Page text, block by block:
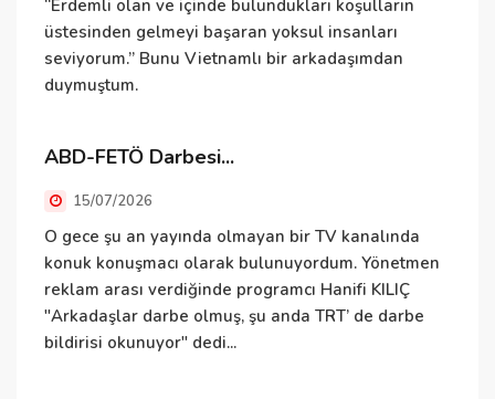
“Erdemli olan ve içinde bulundukları koşulların
üstesinden gelmeyi başaran yoksul insanları
seviyorum.” Bunu Vietnamlı bir arkadaşımdan
duymuştum.
ABD-FETÖ Darbesi...
15/07/2026
O gece şu an yayında olmayan bir TV kanalında
konuk konuşmacı olarak bulunuyordum. Yönetmen
reklam arası verdiğinde programcı Hanifi KILIÇ
"Arkadaşlar darbe olmuş, şu anda TRT’ de darbe
bildirisi okunuyor" dedi...